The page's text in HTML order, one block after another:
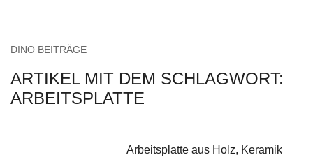
DINO BEITRÄGE
ARTIKEL MIT DEM SCHLAGWORT:
ARBEITSPLATTE
Arbeitsplatte aus Holz, Keramik